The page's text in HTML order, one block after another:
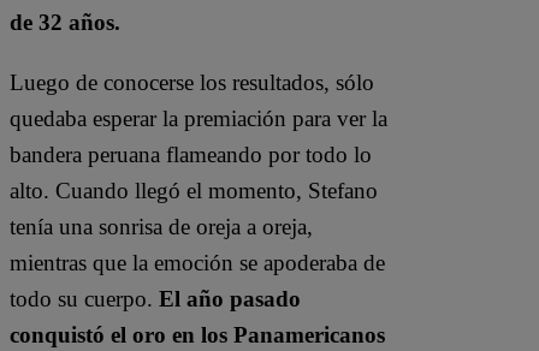
de 32 años.
Luego de conocerse los resultados, sólo
quedaba esperar la premiación para ver la
bandera peruana flameando por todo lo
alto. Cuando llegó el momento, Stefano
tenía una sonrisa de oreja a oreja,
mientras que la emoción se apoderaba de
todo su cuerpo. El año pasado
conquistó el oro en los Panamericanos